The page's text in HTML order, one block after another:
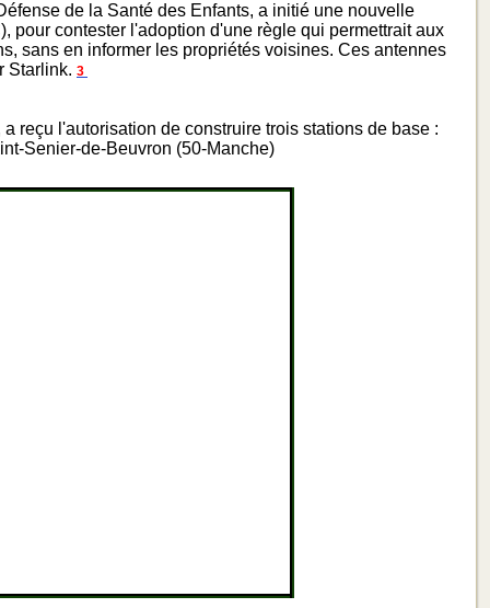
de la Santé des Enfants, a initié une nouvelle
pour contester l'adoption d'une règle qui permettrait aux
sans en informer les propriétés voisines. Ces antennes
Starlink. 3
reçu l'autorisation de construire trois stations de base :
Senier-de-Beuvron (50-Manche)